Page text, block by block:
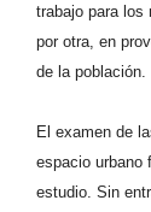
trabajo para los
por otra, en
de la población.
El examen de
espacio urbano
estudio. Sin